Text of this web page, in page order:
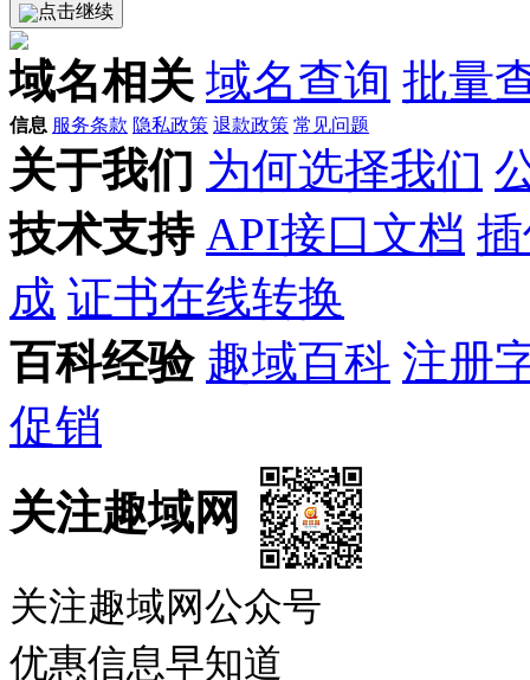
点击继续
域名相关 域名查询 批量
信息 服务条款 隐私政策 退款政策 常见问题
关于我们 为何选择我们
技术支持 API接口文档
成 证书在线转换
百科经验 趣域百科 注册
促销
关注趣域网
关注趣域网公众号
优惠信息早知道